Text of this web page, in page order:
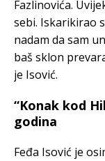
Fazlinovića.
sebi. Iskarikirao
nadam da sam
baš sklon
je Isović.
“Konak kod
godina
Feđa Isović je